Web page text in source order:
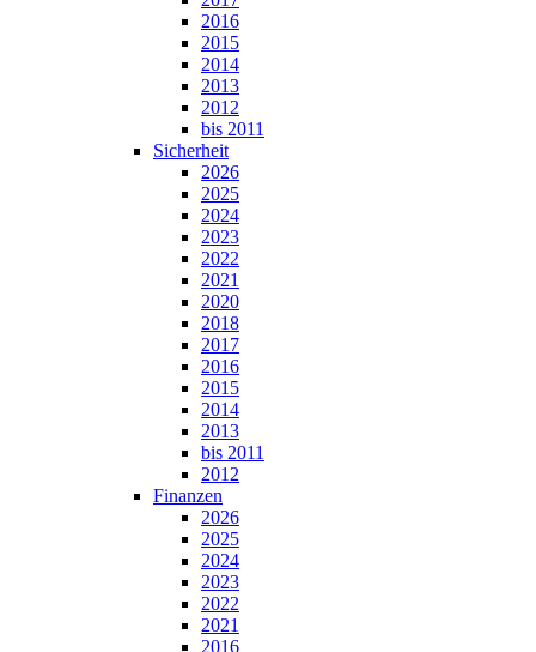
2016
2015
2014
2013
2012
bis 2011
Sicherheit
2026
2025
2024
2023
2022
2021
2020
2018
2017
2016
2015
2014
2013
bis 2011
2012
Finanzen
2026
2025
2024
2023
2022
2021
2016